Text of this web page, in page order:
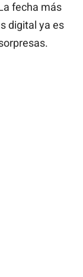
fecha más
digital ya es